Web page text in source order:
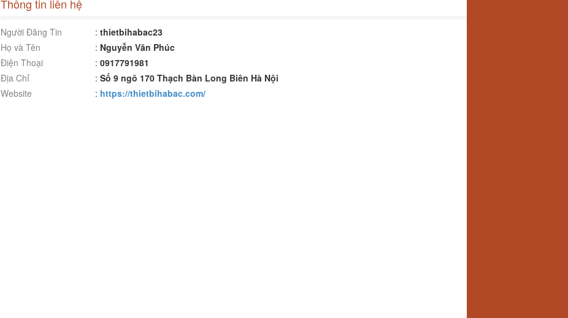
Thông tin liên hệ
Người Đăng Tin : thietbihabac23
Họ và Tên
: Nguyễn Văn Phúc
Điện Thoại
: 0917791981
Địa Chỉ
: Số 9 ngõ 170 Thạch Bàn Long Biên Hà Nội
Website
: https://thietbihabac.com/